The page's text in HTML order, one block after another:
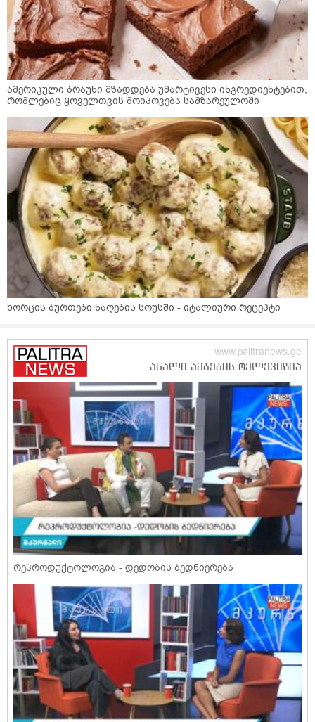
ამერიკული ბრაუნი მზადდება უმარტივესი ინგრედიენტებით,
რომლებიც ყოველთვის მოიპოვება სამზარეულოში
ხორცის ბურთები ნაღების სოუსში - იტალიური რეცეპტი
რეპროდუქტოლოგია - დედობის ბედნიერება